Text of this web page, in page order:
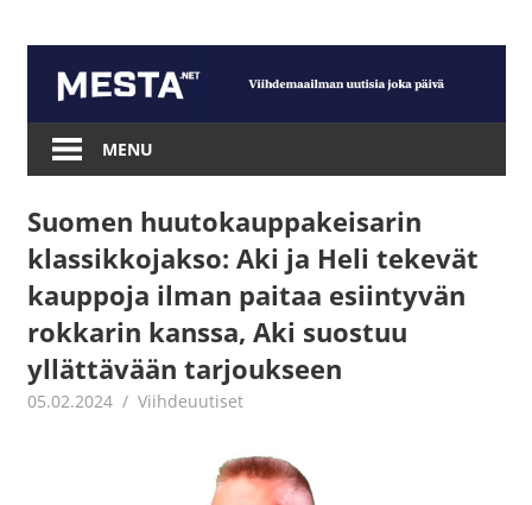
content
Mesta.net
MENU
Suomen huutokauppakeisarin
klassikkojakso: Aki ja Heli tekevät
kauppoja ilman paitaa esiintyvän
rokkarin kanssa, Aki suostuu
yllättävään tarjoukseen
05.02.2024 Juha Kaunisto
Viihdeuutiset